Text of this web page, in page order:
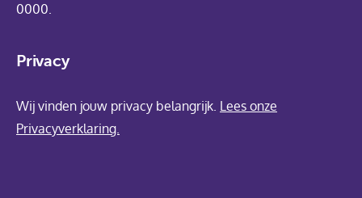
0000.
Privacy
Wij vinden jouw privacy belangrijk. Lees onze
Privacyverklaring.